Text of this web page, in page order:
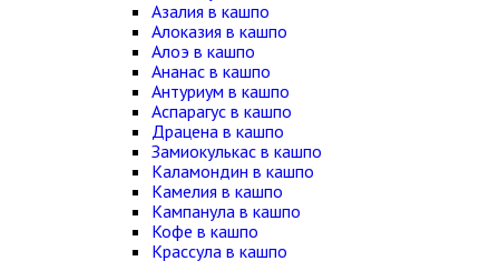
Азалия в кашпо
Алоказия в кашпо
Алоэ в кашпо
Ананас в кашпо
Антуриум в кашпо
Аспарагус в кашпо
Драцена в кашпо
Замиокулькас в кашпо
Каламондин в кашпо
Камелия в кашпо
Кампанула в кашпо
Кофе в кашпо
Крассула в кашпо